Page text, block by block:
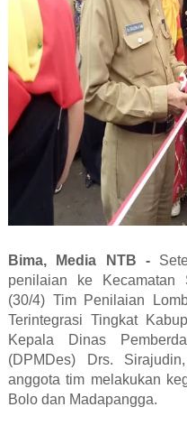
Bima, Media NTB -
penilaian ke Kecamatan
(30/4) Tim Penilaian
Terintegrasi Tingkat
Kepala Dinas
(DPMDes) Drs.
anggota tim melakukan
Bolo dan Madapangga.